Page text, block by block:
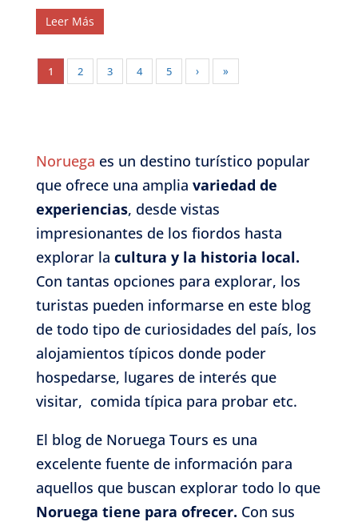
Leer Más
1 2 3 4 5 › »
Noruega es un destino turístico popular
que ofrece una amplia variedad de
experiencias, desde vistas
impresionantes de los fiordos hasta
explorar la cultura y la historia local.
Con tantas opciones para explorar, los
turistas pueden informarse en este blog
de todo tipo de curiosidades del país, los
alojamientos típicos donde poder
hospedarse, lugares de interés que
visitar, comida típica para probar etc.
El blog de Noruega Tours es una
excelente fuente de información para
aquellos que buscan explorar todo lo que
Noruega tiene para ofrecer. Con sus